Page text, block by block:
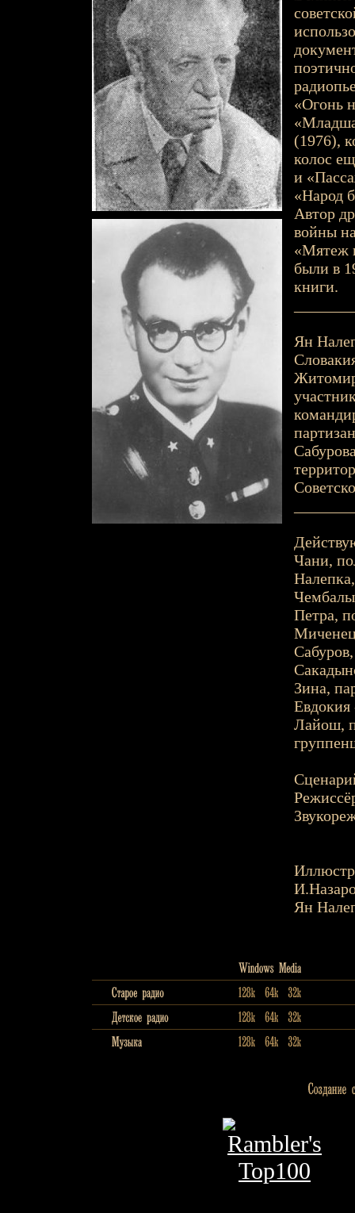
«Огонь
(1976),
колос
и
«Народ
Автор
войны
«Мятеж
были в
книги.
Ян
Чани,
Петра,
Зина,
Лайош,
Ян